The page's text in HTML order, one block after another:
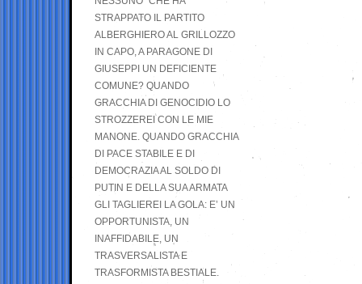
STRAPPATO IL PARTITO
ALBERGHIERO AL GRILLOZZO
IN CAPO, A PARAGONE DI
GIUSEPPI UN DEFICIENTE
COMUNE? QUANDO
GRACCHIA DI GENOCIDIO LO
STROZZEREI CON LE MIE
MANONE. QUANDO GRACCHIA
DI PACE STABILE E DI
DEMOCRAZIA AL SOLDO DI
PUTIN E DELLA SUA ARMATA
GLI TAGLIEREI LA GOLA: E’ UN
OPPORTUNISTA, UN
INAFFIDABILE, UN
TRASVERSALISTA E
TRASFORMISTA BESTIALE.